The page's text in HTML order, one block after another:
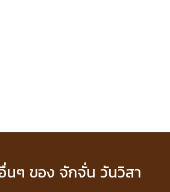
นๆ ของ จักจั่น วันวิสา